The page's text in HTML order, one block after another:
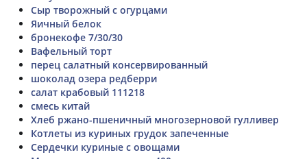
Сыр творожный с огурцами
Яичный белок
бронекофе 7/30/30
Вафельный торт
перец салатный консервированный
шоколад озера редберри
салат крабовый 111218
смесь китай
Хлеб ржано-пшеничный многозерновой гулливер
Котлеты из куриных грудок запеченные
Сердечки куриные с овощами